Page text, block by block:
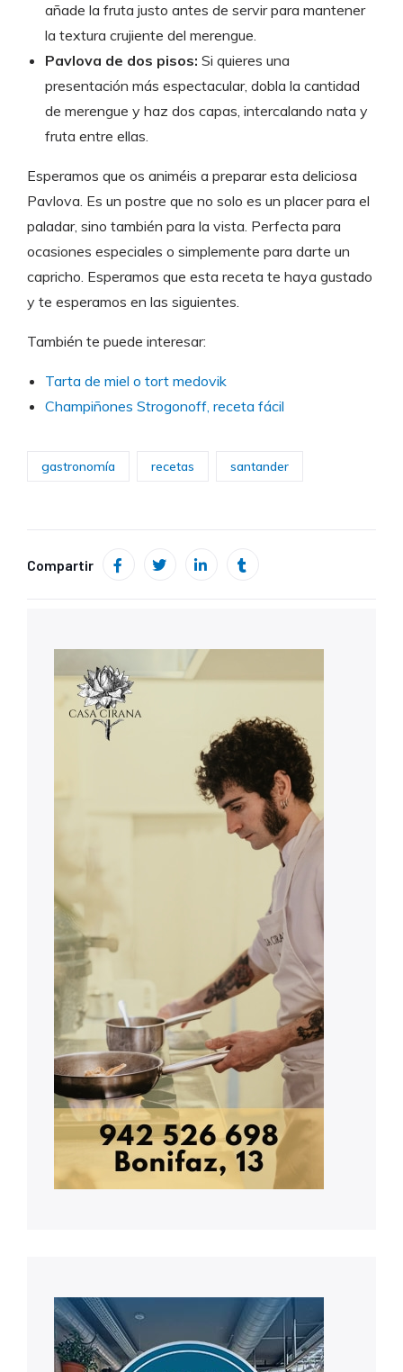
añade la fruta justo antes de servir para mantener
la textura crujiente del merengue.
Pavlova de dos pisos: Si quieres una
presentación más espectacular, dobla la cantidad
de merengue y haz dos capas, intercalando nata y
fruta entre ellas.
Esperamos que os animéis a preparar esta deliciosa
Pavlova. Es un postre que no solo es un placer para el
paladar, sino también para la vista. Perfecta para
ocasiones especiales o simplemente para darte un
capricho. Esperamos que esta receta te haya gustado
y te esperamos en las siguientes.
También te puede interesar:
Tarta de miel o tort medovik
Champiñones Strogonoff, receta fácil
gastronomía recetas santander
Compartir